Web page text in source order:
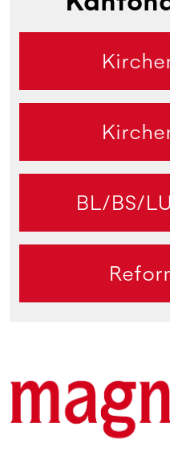
BL/BS/